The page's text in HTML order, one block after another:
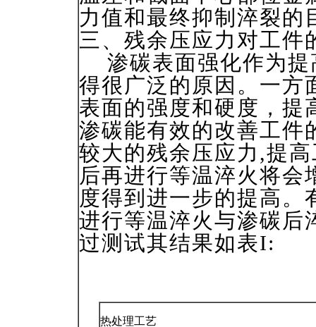
力值和最终抑制淬裂的
三、残余压应力对工件
渗碳表面强化作为提
得很广泛的原因。一方
表面的强度和硬度，提
渗碳能有效的改善工件
较大的残余压应力,提
后再进行等温淬火将会
度得到进一步的提高
进行等温淬火与渗碳后
过测试其结果如表I:
热处理工艺